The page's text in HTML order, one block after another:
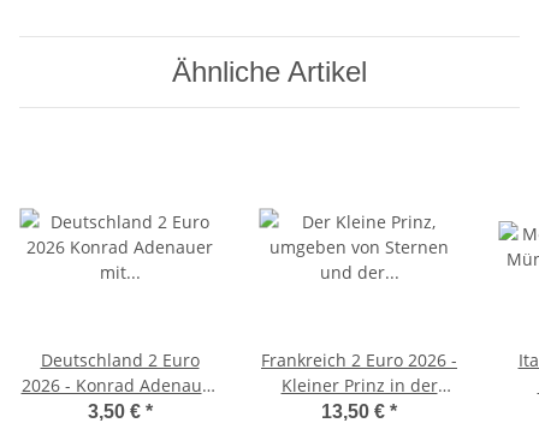
Ähnliche Artikel
Deutschland 2 Euro
2026 - Konrad Adenauer
- J*
3,50 € *
Frankreich 2 Euro 2026 -
Kleiner Prinz in der
Wüste - BU
13,50 € *